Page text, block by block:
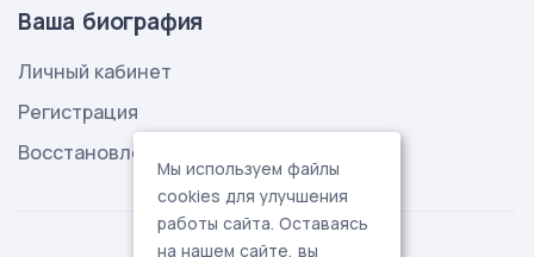
Ваша биография
Личный кабинет
Регистрация
Восстановление пароля
Мы используем файлы
cookies для улучшения
работы сайта. Оставаясь
на нашем сайте, вы